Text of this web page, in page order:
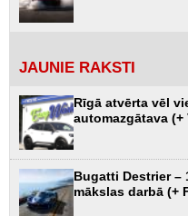
JAUNIE RAKSTI
Rīgā atvērta vēl
automazgātava (+
Bugatti Destrier –
mākslas darbā (+